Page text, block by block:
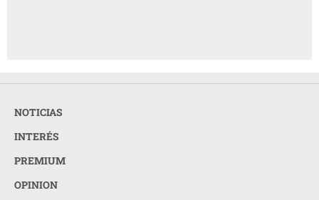
NOTICIAS
INTERÉS
PREMIUM
OPINION